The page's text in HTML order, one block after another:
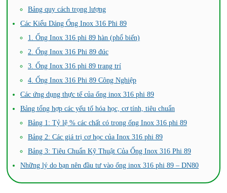
Bảng quy cách trọng lượng
Các Kiểu Dáng Ống Inox 316 Phi 89
1. Ống Inox 316 phi 89 hàn (phổ biến)
2. Ống Inox 316 Phi 89 đúc
3. Ống Inox 316 phi 89 trang trí
4. Ống Inox 316 Phi 89 Công Nghiệp
Các ứng dụng thực tế của ống inox 316 phi 89
Bảng tổng hợp các yếu tố hóa học, cơ tính, tiêu chuẩn
Bảng 1: Tỷ lệ % các chất có trong ống Inox 316 phi 89
Bảng 2: Các giá trị cơ học của Inox 316 phi 89
Bảng 3: Tiêu Chuẩn Kỹ Thuật Của Ống Inox 316 Phi 89
Những lý do bạn nên đầu tư vào ống inox 316 phi 89 – DN80